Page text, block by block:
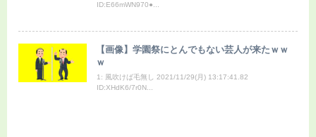
ID:E66mWN970●...
【画像】学園祭にとんでもない芸人が来たｗｗ
ｗ
1: 風吹けば毛無し 2021/11/29(月) 13:17:41.82
ID:XHdK6/7r0N...